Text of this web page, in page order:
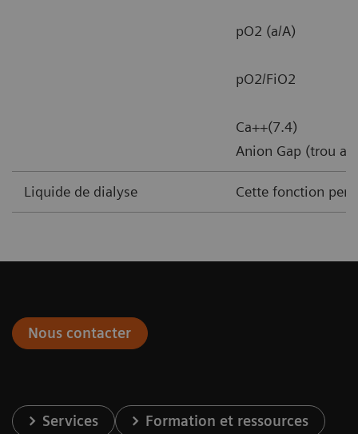
pO2 (a/A)
pO2/FiO2
Ca++(7.4)
Anion Gap (trou
Liquide de dialyse Cette fonction
Nous contacter
Services Formation et ressources